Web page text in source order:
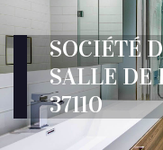
SOCIÉTÉ
SALLE DE
37110